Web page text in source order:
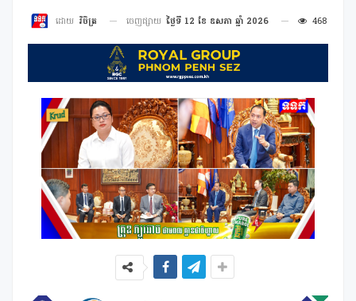
ដោយ វិចិត្រ ចេញផ្សាយ ថ្ងៃទី 12 ខែ ឧសភា ឆ្នាំ 2026 468